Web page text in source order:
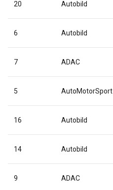
20 Autobild
6 Autobild
7 ADAC
5 AutoMotorSport
16 Autobild
14 Autobild
9 ADAC